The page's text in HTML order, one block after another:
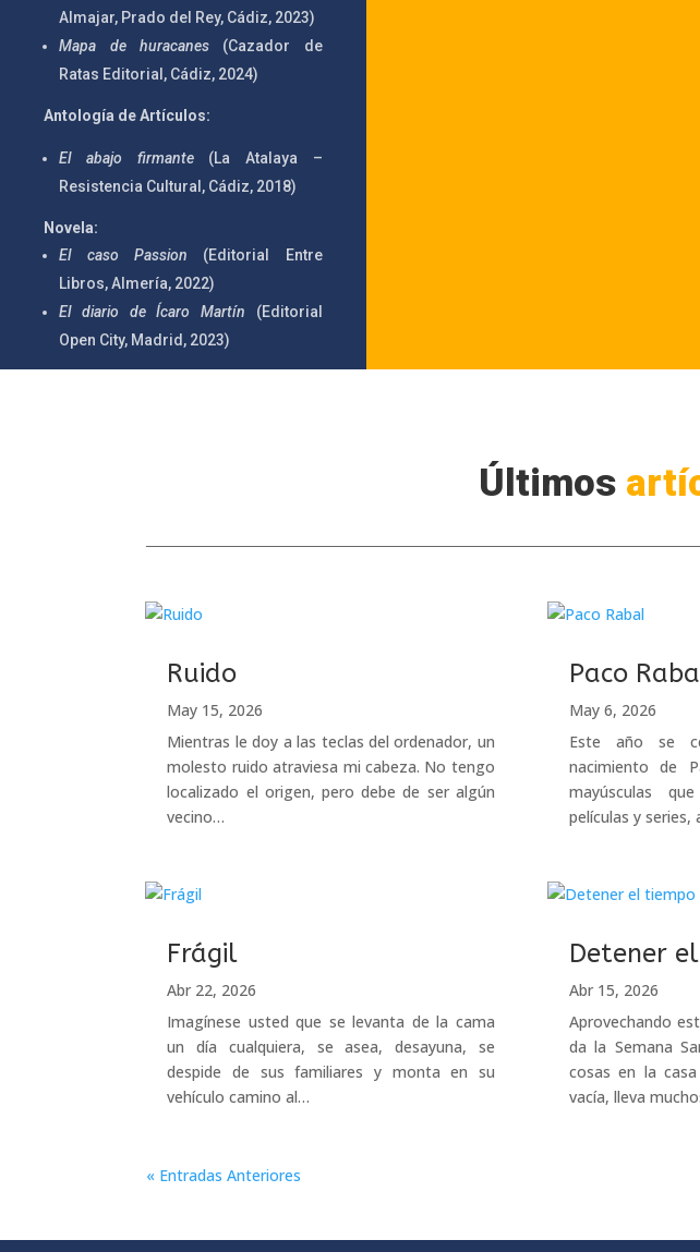
Almajar, Prado del Rey, Cádiz, 2023)
Mapa de huracanes (Cazador de
Ratas Editorial, Cádiz, 2024)
Antología de Artículos:
El abajo firmante(La Atalaya –
Resistencia Cultural, Cádiz, 2018)
Novela:
El caso Passion (Editorial Entre
Libros, Almería, 2022)
El diario de Ícaro Martín (Editorial
Open City, Madrid, 2023)
Últimos
Ruido
May 15, 2026
Mientras le doy a las teclas del ordenador, un
molesto ruido atraviesa mi cabeza. No tengo
localizado el origen, pero debe de ser algún
vecino…
Paco
May 6, 2026
Este año se
nacimiento de
mayúsculas
películas y series,
Frágil
Abr 22, 2026
Imagínese usted que se levanta de la cama
un día cualquiera, se asea, desayuna, se
despide de sus familiares y monta en su
vehículo camino al…
Detener
Abr 15, 2026
Aprovechando
da la Semana
cosas en la
vacía, lleva
« Entradas Anteriores